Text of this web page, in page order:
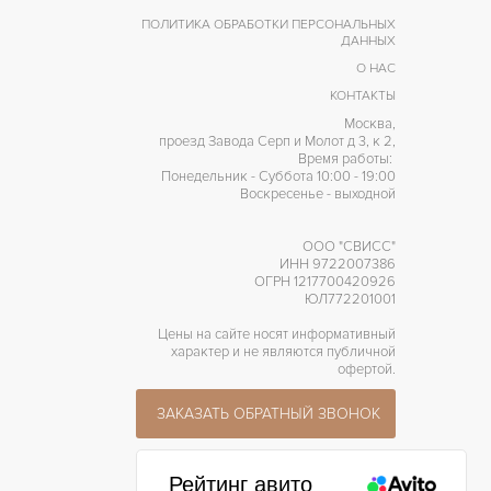
ПОЛИТИКА ОБРАБОТКИ ПЕРСОНАЛЬНЫХ
ДАННЫХ
О НАС
КОНТАКТЫ
Москва,
проезд Завода Серп и Молот д 3, к 2,
Время работы:
Понедельник - Суббота 10:00 - 19:00
Воскресенье - выходной
ООО "СВИСС"
ИНН 9722007386
ОГРН 1217700420926
ЮЛ772201001
Цены на сайте носят информативный
характер и не являются публичной
офертой.
ЗАКАЗАТЬ ОБРАТНЫЙ ЗВОНОК
Рейтинг авито